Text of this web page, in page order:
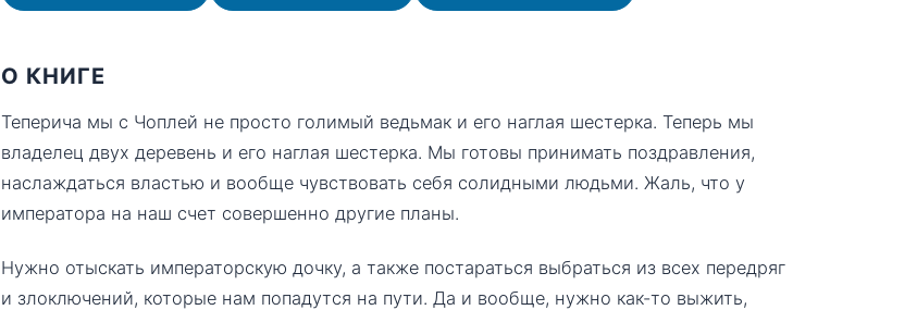
О КНИГЕ
Теперича мы с Чоплей не просто голимый ведьмак и его наглая шестерка. Теперь мы
владелец двух деревень и его наглая шестерка. Мы готовы принимать поздравления,
наслаждаться властью и вообще чувствовать себя солидными людьми. Жаль, что у
императора на наш счет совершенно другие планы.
Нужно отыскать императорскую дочку, а также постараться выбраться из всех передряг
и злоключений, которые нам попадутся на пути. Да и вообще, нужно как-то выжить,